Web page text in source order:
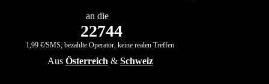
an die
22744
1,99 €/SMS, bezahlte Operator, keine realen Treffen
Aus Österreich & Schweiz